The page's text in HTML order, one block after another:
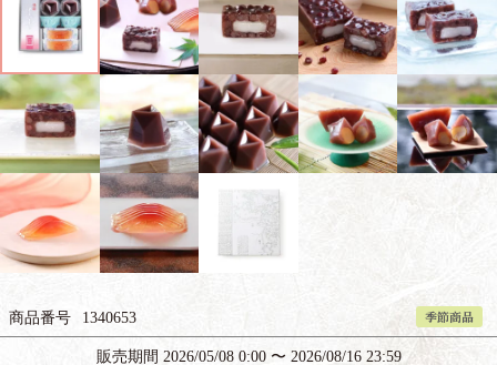
商品番号 1340653 季節商品
販売期間 2026/05/08 0:00 〜 2026/08/16 23:59